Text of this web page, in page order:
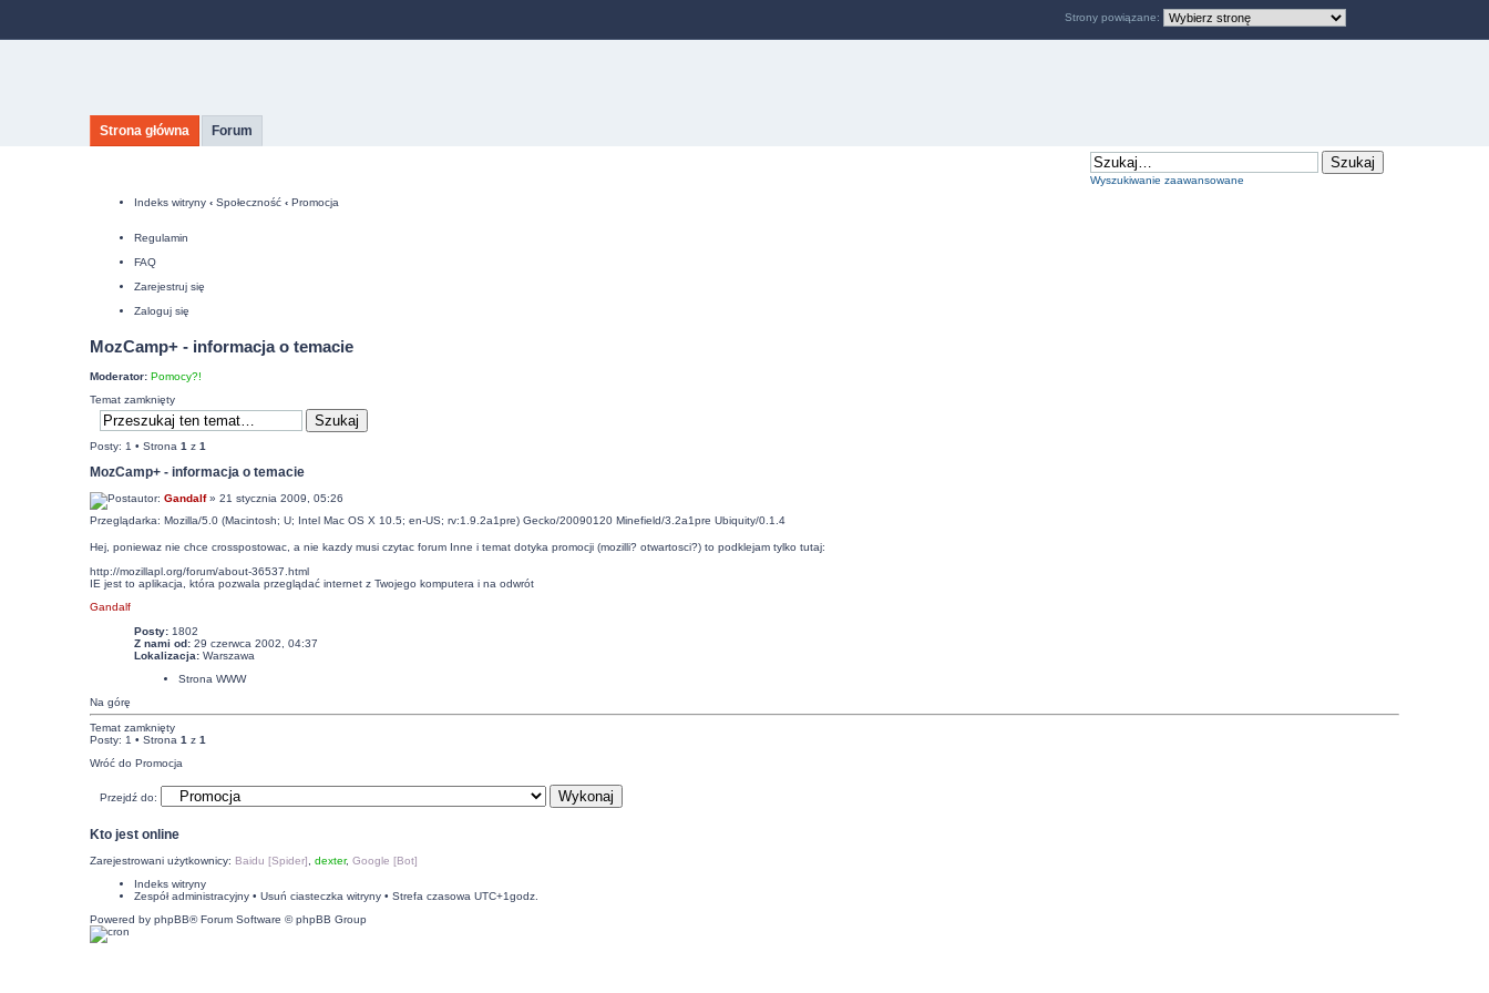
Strona główna Forum
Wyszukiwanie zaawansowane
Indeks witryny ‹ Społeczność ‹ Promocja
Regulamin
FAQ
Zarejestruj się
Zaloguj się
MozCamp+ - informacja o temacie
Moderator: Pomocy?!
Temat zamknięty
Posty: 1 • Strona 1 z 1
MozCamp+ - informacja o temacie
autor: Gandalf» 21 stycznia 2009, 05:26
Przeglądarka: Mozilla/5.0 (Macintosh; U; Intel Mac OS X 10.5; en-US; rv:1.9.2a1pre) Gecko/20090120 Minefield/3.2a1pre Ubiquity/0.1.4
Hej, poniewaz nie chce crosspostowac, a nie kazdy musi czytac forum Inne i temat dotyka promocji (mozilli? otwartosci?) to podklejam tylko tutaj:
http://mozillapl.org/forum/about-36537.html
IE jest to aplikacja, która pozwala przeglądać internet z Twojego komputera i na odwrót
Gandalf
Posty:1802
Z nami od:29 czerwca 2002, 04:37
Lokalizacja:Warszawa
Strona WWW
Na górę
Temat zamknięty
Posty: 1 • Strona 1 z 1
Wróć do Promocja
Przejdź do:
Kto jest online
Zarejestrowani użytkownicy: Baidu [Spider] dexter, Google [Bot]
Indeks witryny
Zespół administracyjny• Usuń ciasteczka witryny• Strefa czasowa UTC+1godz.
Powered by phpBB® Forum Software © phpBB Group
Strony powiązane: